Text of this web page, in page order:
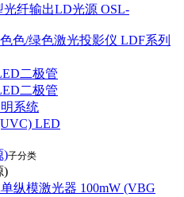
光纤输出LD光源 OSL-
色/绿色激光投影仪 LDF系列
二极管
二极管
系统
LED
)子分类
)
纵模激光器 100mW (VBG